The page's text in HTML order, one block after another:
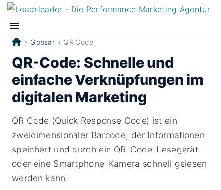
Glossar QR Code
QR-Code: Schnelle und
einfache Verknüpfungen im
digitalen Marketing
QR Code (Quick Response Code) ist ein
zweidimensionaler Barcode, der Informationen
speichert und durch ein QR-Code-Lesegerät
oder eine Smartphone-Kamera schnell gelesen
werden kann